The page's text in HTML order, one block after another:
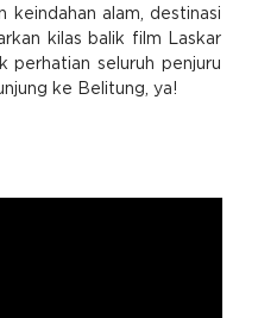
keindahan alam, destinasi
kilas balik film Laskar
perhatian seluruh penjuru
ke Belitung, ya!